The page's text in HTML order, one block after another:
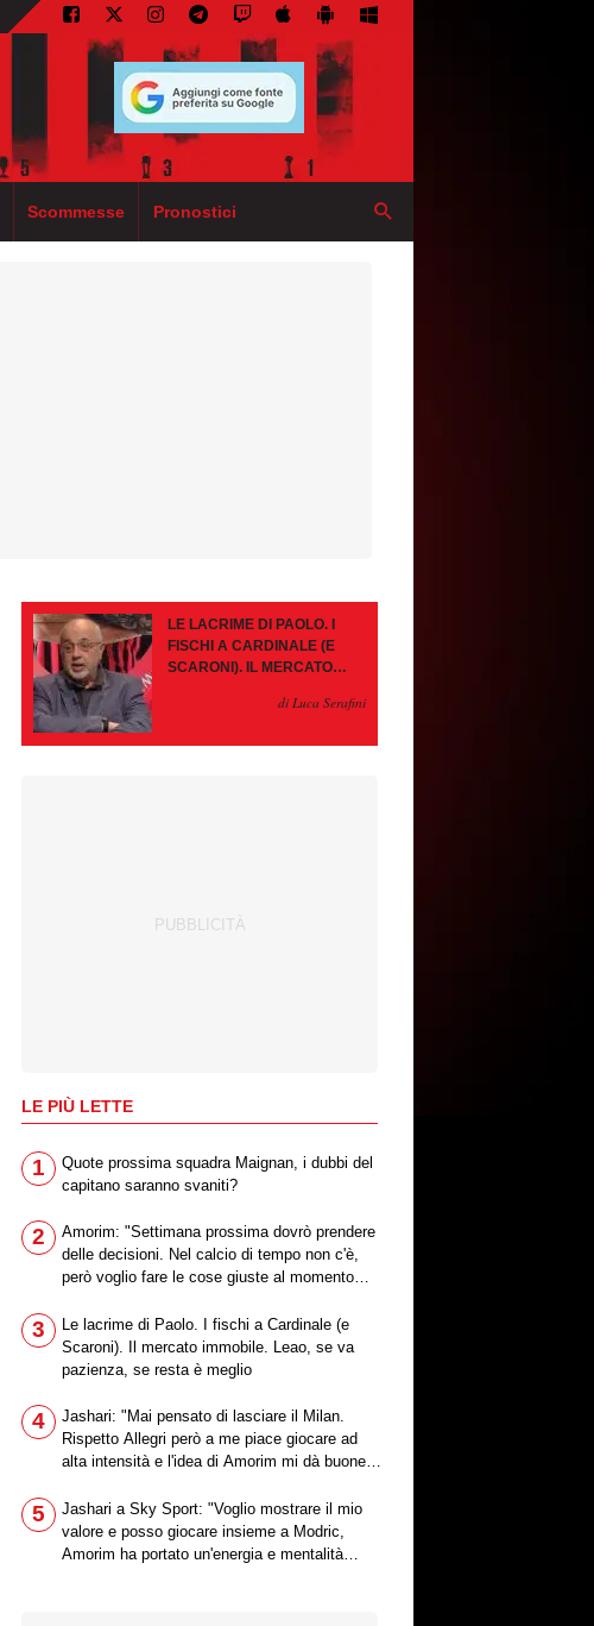
Scommesse Pronostici
LE LACRIME DI PAOLO. I
FISCHI A CARDINALE (E
SCARONI). IL MERCATO
PAZIENZA, SE RESTA È
di Luca Serafini
LE PIÙ LETTE
1
Quote prossima squadra Maignan, i dubbi del
capitano saranno svaniti?
2
Amorim: "Settimana prossima dovrò prendere
delle decisioni. Nel calcio di tempo non c'è,
però voglio fare le cose giuste al momento
3
Le lacrime di Paolo. I fischi a Cardinale (e
Scaroni). Il mercato immobile. Leao, se va
pazienza, se resta è meglio
4
Jashari: "Mai pensato di lasciare il Milan.
Rispetto Allegri però a me piace giocare ad
alta intensità e l'idea di Amorim mi dà buone
5
Jashari a Sky Sport: "Voglio mostrare il mio
valore e posso giocare insieme a Modric,
Amorim ha portato un'energia e mentalità